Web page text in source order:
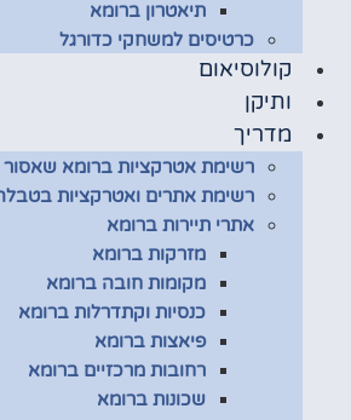
תיאטרון ברומא
כרטיסים למשחקי כדורגל
קולוסיאום
ותיקן
מדריך
רשימת אטרקציות ברומא
רשימת אתרים ואטרקציות
אתרי תיירות ברומא
מזרקות ברומא
מקומות חובה ברומא
כנסיות וקתדרלות ברומא
פיאצות ברומא
רחובות מרכזיים ברומא
שכונות ברומא